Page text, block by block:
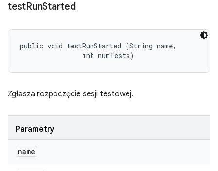
testRunStarted
public void testRunStarted (String name,
                int numTests)
Zgłasza rozpoczęcie sesji testowej.
Parametry
name